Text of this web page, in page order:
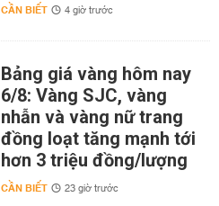
CẦN BIẾT 4 giờ trước
Bảng giá vàng hôm nay
6/8: Vàng SJC, vàng
nhẫn và vàng nữ trang
đồng loạt tăng mạnh tới
hơn 3 triệu đồng/lượng
CẦN BIẾT 23 giờ trước